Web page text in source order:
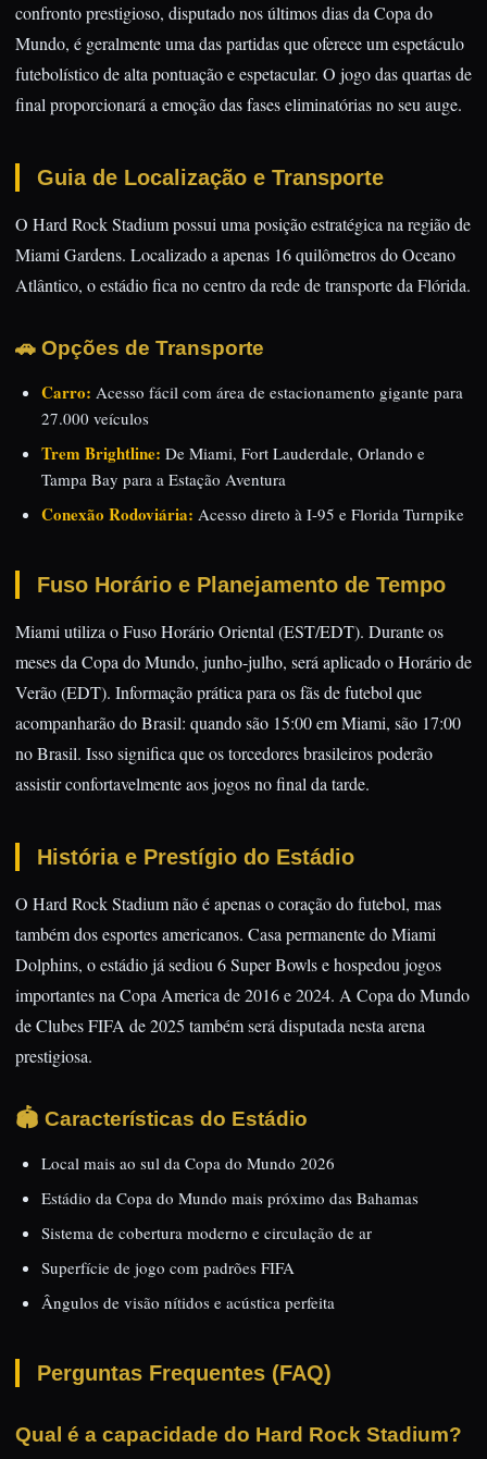
confronto prestigioso, disputado nos últimos dias da Copa do
Mundo, é geralmente uma das partidas que oferece um espetáculo
futebolístico de alta pontuação e espetacular. O jogo das quartas de
final proporcionará a emoção das fases eliminatórias no seu auge.
Guia de Localização e Transporte
O Hard Rock Stadium possui uma posição estratégica na região de
Miami Gardens. Localizado a apenas 16 quilômetros do Oceano
Atlântico, o estádio fica no centro da rede de transporte da Flórida.
🚗 Opções de Transporte
Carro: Acesso fácil com área de estacionamento gigante para
27.000 veículos
Trem Brightline: De Miami, Fort Lauderdale, Orlando e
Tampa Bay para a Estação Aventura
Conexão Rodoviária: Acesso direto à I-95 e Florida Turnpike
Fuso Horário e Planejamento de Tempo
Miami utiliza o Fuso Horário Oriental (EST/EDT). Durante os
meses da Copa do Mundo, junho-julho, será aplicado o Horário de
Verão (EDT). Informação prática para os fãs de futebol que
acompanharão do Brasil: quando são 15:00 em Miami, são 17:00
no Brasil. Isso significa que os torcedores brasileiros poderão
assistir confortavelmente aos jogos no final da tarde.
História e Prestígio do Estádio
O Hard Rock Stadium não é apenas o coração do futebol, mas
também dos esportes americanos. Casa permanente do Miami
Dolphins, o estádio já sediou 6 Super Bowls e hospedou jogos
importantes na Copa America de 2016 e 2024. A Copa do Mundo
de Clubes FIFA de 2025 também será disputada nesta arena
prestigiosa.
🏟️ Características do Estádio
Local mais ao sul da Copa do Mundo 2026
Estádio da Copa do Mundo mais próximo das Bahamas
Sistema de cobertura moderno e circulação de ar
Superfície de jogo com padrões FIFA
Ângulos de visão nítidos e acústica perfeita
Perguntas Frequentes (FAQ)
Qual é a capacidade do Hard Rock Stadium?